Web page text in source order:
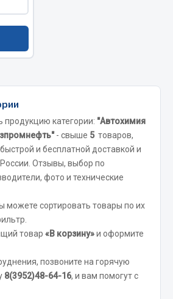
элементы
продукцию категории: "Автохимия
- свыше 5 товаров,
и бесплатной доставкой и
Отзывы, выбор по
фото и технические
можете сортировать товары по их
товар «В корзину»и оформите
позвоните на горячую
8(3952)48-64-16, и вам помогут с